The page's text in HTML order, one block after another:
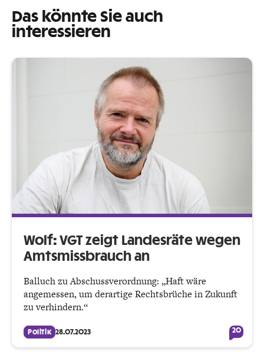
Das könnte Sie auch
interessieren
Wolf: VGT zeigt Landesräte wegen
Amtsmissbrauch an
Balluch zu Abschussverordnung: „Haft wäre
angemessen, um derartige Rechtsbrüche in Zukunft
zu verhindern.“
Politik 28.07.2023 20